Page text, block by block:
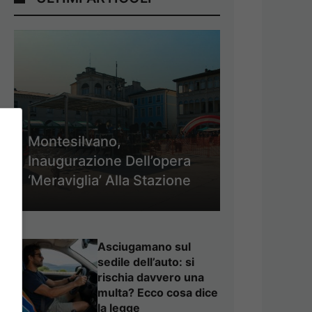
Montesilvano,
Inaugurazione Dell’opera
‘Meraviglia’ Alla Stazione
Asciugamano sul
sedile dell’auto: si
rischia davvero una
multa? Ecco cosa dice
la legge